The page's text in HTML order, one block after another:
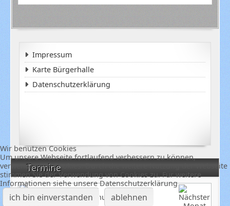
Termine
Januar 2026
Impressum
Karte Bürgerhalle
Datenschutzerklärung
Wir benutzen Cookies
Um unsere Webseite fortlaufend verbessern zu können,
verwenden wir Cookies. Durch die weitere Nutzung der Webseite
stimmen Sie der Verwendung von Cookies zu. Für weitere
Informationen siehe unsere Datenschutzerklärung
ich bin einverstanden ablehnen